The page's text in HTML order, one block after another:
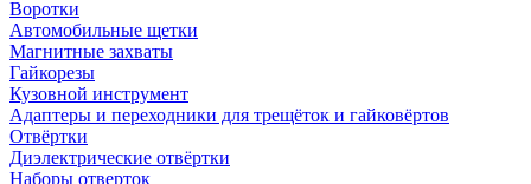
Воротки
Автомобильные щетки
Магнитные захваты
Гайкорезы
Кузовной инструмент
Адаптеры и переходники для трещёток и гайковёртов
Отвёртки
Диэлектрические отвёртки
Наборы отверток